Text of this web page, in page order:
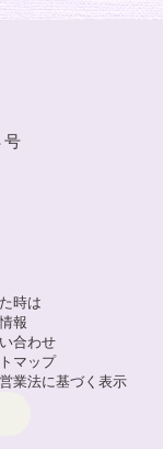
号
時は
報
合わせ
マップ
業法に基づく表示